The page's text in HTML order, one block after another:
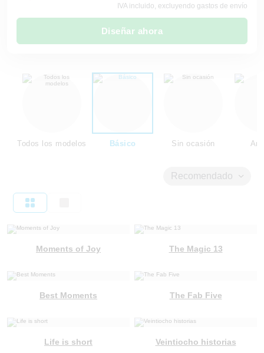
IVA incluido, excluyendo gastos de envío
Diseñar ahora
Todos los modelos Básico Sin ocasión
Recomendado
Moments of Joy The Magic 13
Best Moments The Fab Five
Life is short Veintiocho historias